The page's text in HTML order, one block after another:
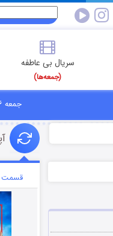
سریال بی عاطفه
(جمعه‌ها)
جمعه ۱۶ مرداد ۱۴۰۵
قسمت